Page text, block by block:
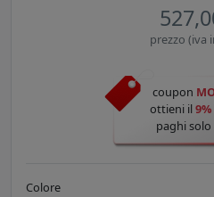
prezzo (iva
coupon
ottieni il9%
paghi solo
Colore